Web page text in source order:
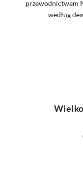
przewodnictwem
według